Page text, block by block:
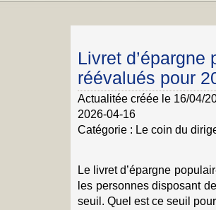
Livret
réévalués pour
Actualitée créée le 16/04/
2026-04-16
Catégorie : Le coin du
Le livret d’épargne
les personnes disposant
seuil. Quel est ce seuil